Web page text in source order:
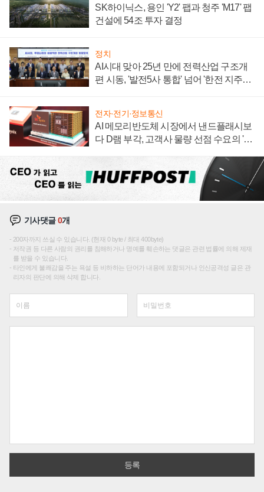
SK하이닉스, 용인 'Y2' 팹과 청주 'M17' 팹
건설에 54조 투자 결정
정치
AI시대 맞아 25년 만에 전력산업 구조개
편 시동, '발전5사 통합' 넘어 '한전 지주사'
전자·전기·정보통신
AI 메모리반도체 시장에서 낸드플래시보
다 D램 부각, 고객사 물량 선점 수요의 '우
기사댓글0개
200자까지 쓰실 수 있습니다. (현재 0 byte / 최대 400byte)
저작권 등 다른 사람의 권리를 침해하거나 명예를 훼손하는 댓글은 관련 법률에 의해 제재
를 받을 수 있습니다.
타인에게 불쾌감을 주는 욕설 등 비하하는 단어가 내용에 포함되거나 인신공격성 글은 관
리자의 판단에 의해 삭제 합니다.